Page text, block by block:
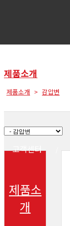
고객센터
제품소개
제품소개 감압변
제품소
개